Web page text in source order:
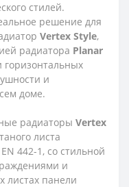
стилей.
решение для
Vertex Style,
радиатора Planar
горизонтальных
и
доме.
радиаторы Vertex
листа
442-1, со стильной
и
листах панели